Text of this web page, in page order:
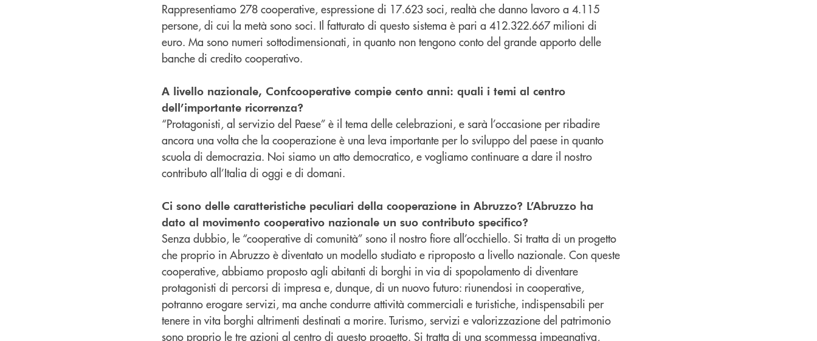
Rappresentiamo 278 cooperative, espressione di 17.623 soci, realtà che danno lavoro a 4.115
persone, di cui la metà sono soci. Il fatturato di questo sistema è pari a 412.322.667 milioni di
euro. Ma sono numeri sottodimensionati, in quanto non tengono conto del grande apporto delle
banche di credito cooperativo.
A livello nazionale, Confcooperative compie cento anni: quali i temi al centro
dell’importante ricorrenza?
“Protagonisti, al servizio del Paese” è il tema delle celebrazioni, e sarà l’occasione per ribadire
ancora una volta che la cooperazione è una leva importante per lo sviluppo del paese in quanto
scuola di democrazia. Noi siamo un atto democratico, e vogliamo continuare a dare il nostro
contributo all’Italia di oggi e di domani.
Ci sono delle caratteristiche peculiari della cooperazione in Abruzzo? L’Abruzzo ha
dato al movimento cooperativo nazionale un suo contributo specifico?
Senza dubbio, le “cooperative di comunità” sono il nostro fiore all’occhiello. Si tratta di un progetto
che proprio in Abruzzo è diventato un modello studiato e riproposto a livello nazionale. Con queste
cooperative, abbiamo proposto agli abitanti di borghi in via di spopolamento di diventare
protagonisti di percorsi di impresa e, dunque, di un nuovo futuro: riunendosi in cooperative,
potranno erogare servizi, ma anche condurre attività commerciali e turistiche, indispensabili per
tenere in vita borghi altrimenti destinati a morire. Turismo, servizi e valorizzazione del patrimonio
sono proprio le tre azioni al centro di questo progetto. Si tratta di una scommessa impegnativa,